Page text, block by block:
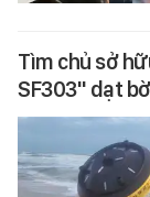
Tìm chủ sở
SF303" dạt